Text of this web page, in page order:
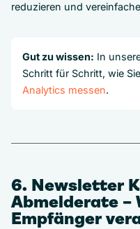
reduzieren und
Gut zu wissen: In
Schritt für Schritt, wie
Analytics messen.
6. Newsletter
Abmelderate –
Empfänger